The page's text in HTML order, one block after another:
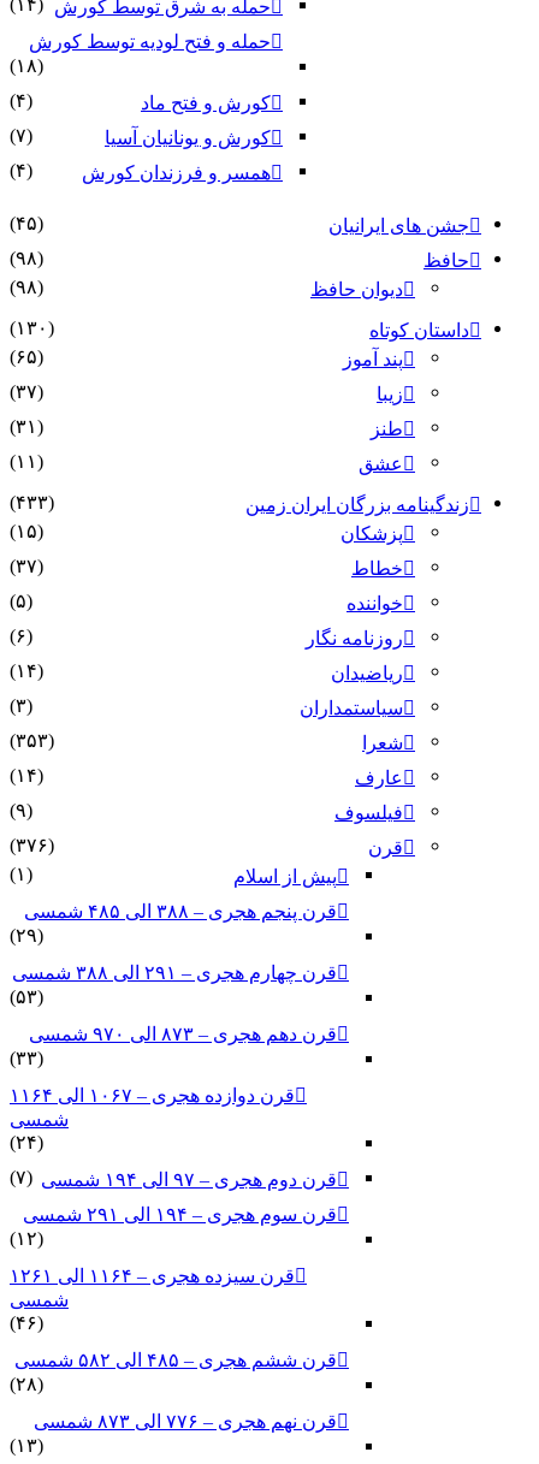
حمله به شرق توسط کورش
حمله و فتح لودیه توسط کورش
(۱۸)
کورش و فتح ماد
(۴)
کورش و یونانیان آسیا
(۷)
همسر و فرزندان کورش
(۴)
جشن های ایرانیان
(۴۵)
حافظ
(۹۸)
دیوان حافظ
(۹۸)
داستان کوتاه
(۱۳۰)
پند آموز
(۶۵)
زیبا
(۳۷)
طنز
(۳۱)
عشق
(۱۱)
زندگینامه بزرگان ایران زمین
(۴۳۳)
پزشکان
(۱۵)
خطاط
(۳۷)
خواننده
(۵)
روزنامه نگار
(۶)
ریاضیدان
(۱۴)
سیاستمداران
(۳)
شعرا
(۳۵۳)
عارف
(۱۴)
فیلسوف
(۹)
قرن
(۳۷۶)
پیش از اسلام
(۱)
قرن پنجم هجری – ۳۸۸ الی ۴۸۵ شمسی
(۲۹)
قرن چهارم هجری – ۲۹۱ الی ۳۸۸ شمسی
(۵۳)
قرن دهم هجری – ۸۷۳ الی ۹۷۰ شمسی
(۳۳)
قرن دوازده هجری – ۱۰۶۷ الی ۱۱۶۴
شمسی
(۲۴)
قرن دوم هجری – ۹۷ الی ۱۹۴ شمسی
(۷)
قرن سوم هجری – ۱۹۴ الی ۲۹۱ شمسی
(۱۲)
قرن سیزده هجری – ۱۱۶۴ الی ۱۲۶۱
شمسی
(۴۶)
قرن ششم هجری – ۴۸۵ الی ۵۸۲ شمسی
(۲۸)
قرن نهم هجری – ۷۷۶ الی ۸۷۳ شمسی
(۱۳)